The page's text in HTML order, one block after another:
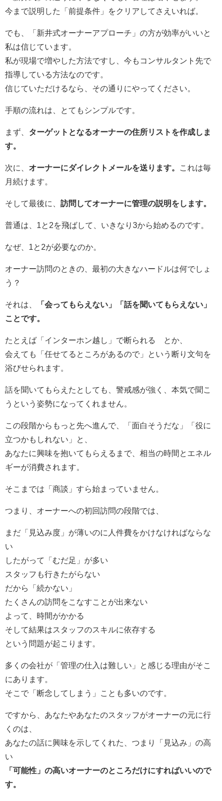
今まで説明した「前提条件」をクリアしてさえいれば。
でも、「新井式オーナーアプローチ」の方が効率がいいと
私は信じています。
私が現場で増やした方法ですし、今もコンサルタント先で
指導している方法なのです。
信じていただけるなら、その通りにやってください。
手順の流れは、とてもシンプルです。
まず、 ターゲットとなるオーナーの住所リストを作成しま
す。
次に、 オーナーにダイレクトメールを送ります。
これは毎
月続けます。
そして最後に、 訪問してオーナーに管理の説明をします。
普通は、1と2を飛ばして、いきなり3から始めるのです。
なぜ、1と2が必要なのか。
オーナー訪問のときの、最初の大きなハードルは何でしょ
う？
それは、
「会ってもらえない」「話を聞いてもらえない」
ことです。
たとえば「インターホン越し」で断られる とか、
会えても「任せてるところがあるので」という断り文句を
浴びせられます。
話を聞いてもらえたとしても、警戒感が強く、本気で聞こ
うという姿勢になってくれません。
この段階からもっと先へ進んで、「面白そうだな」「役に
立つかもしれない」と、
あなたに興味を抱いてもらえるまで、相当の時間とエネル
ギーが消費されます。
そこまでは「商談」すら始まっていません。
つまり、オーナーへの初回訪問の段階では、
まだ「見込み度」が薄いのに人件費をかけなければならな
い
したがって「むだ足」が多い
スタッフも行きたがらない
だから「続かない」
たくさんの訪問をこなすことが出来ない
よって、時間がかかる
そして結果はスタッフのスキルに依存する
という問題が起こります。
多くの会社が「管理の仕入は難しい」と感じる理由がそこ
にあります。
そこで「断念してしまう」ことも多いのです。
ですから、あなたやあなたのスタッフがオーナーの元に行
くのは、
あなたの話に興味を示してくれた、つまり「見込み」の高
い
「可能性」の高いオーナーのところだけにすればいいので
す。